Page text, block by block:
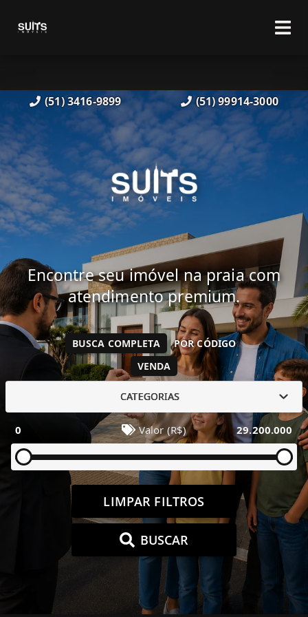
(51) 3416-9899 (51) 99914-3000
Encontre seu imóvel na praia com
atendimento premium.
VENDA
BUSCA COMPLETA POR CÓDIGO
CATEGORIAS
0 Valor (R$) 29.200.000
LIMPAR FILTROS
BUSCAR